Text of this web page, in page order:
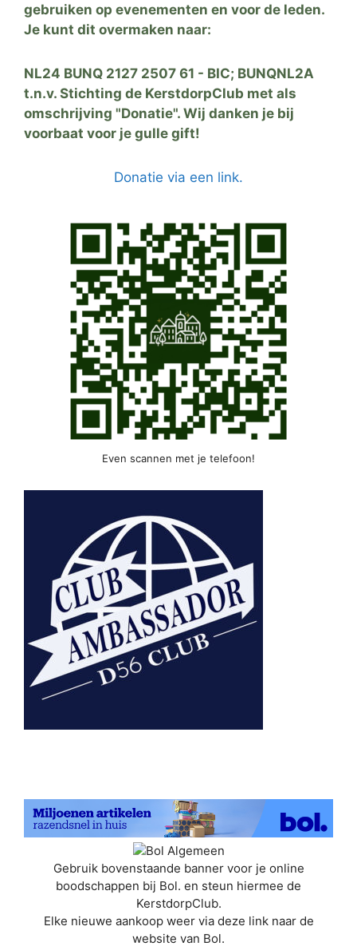
gebruiken op evenementen en voor de leden.
Je kunt dit overmaken naar:
NL24 BUNQ 2127 2507 61 - BIC; BUNQNL2A
t.n.v. Stichting de KerstdorpClub met als
omschrijving "Donatie". Wij danken je bij
voorbaat voor je gulle gift!
Donatie via een link.
Even scannen met je telefoon!
Gebruik bovenstaande banner voor je online
boodschappen bij Bol. en steun hiermee de
KerstdorpClub.
Elke nieuwe aankoop weer via deze link naar de
website van Bol.